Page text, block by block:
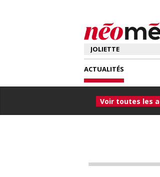
ACTUALITÉS
Voir toutes les